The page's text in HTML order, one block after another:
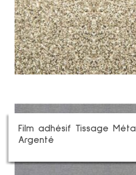
Film adhésif Tissage Métal
Argenté